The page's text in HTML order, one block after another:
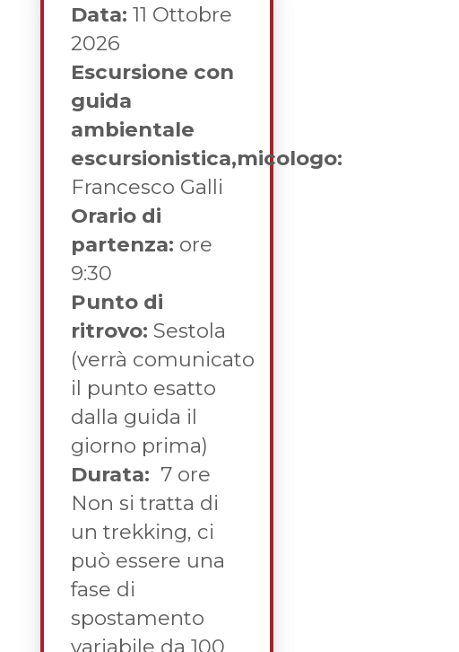
Data: 11 Ottobre
2026
Escursione con
guida
ambientale
escursionistica,micologo:
Francesco Galli
Orario di
partenza: ore
9:30
Punto di
ritrovo: Sestola
(verrà comunicato
il punto esatto
dalla guida il
giorno prima)
Durata: 7 ore
Non si tratta di
un trekking, ci
può essere una
fase di
spostamento
variabile da 100